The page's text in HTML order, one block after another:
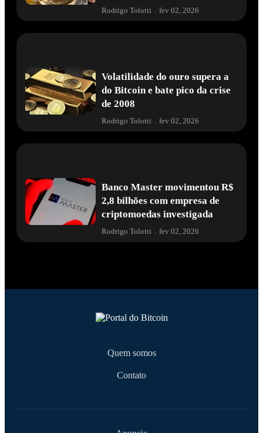
Rodrigo Tolotti . fev 02, 2026
Volatilidade do ouro supera a
do Bitcoin e bate pico da crise
de 2008
Rodrigo Tolotti . fev 02, 2026
Banco Master movimentou R$
2,8 bilhões com empresa de
criptomoedas investigada
Rodrigo Tolotti fev 02, 2026
Quem somos
Contato